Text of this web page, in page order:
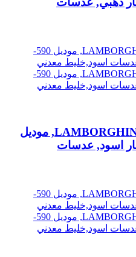
نظارة شمسية,ماركة LAMBORGHINI-Y20, موديل
اسود, عدسات